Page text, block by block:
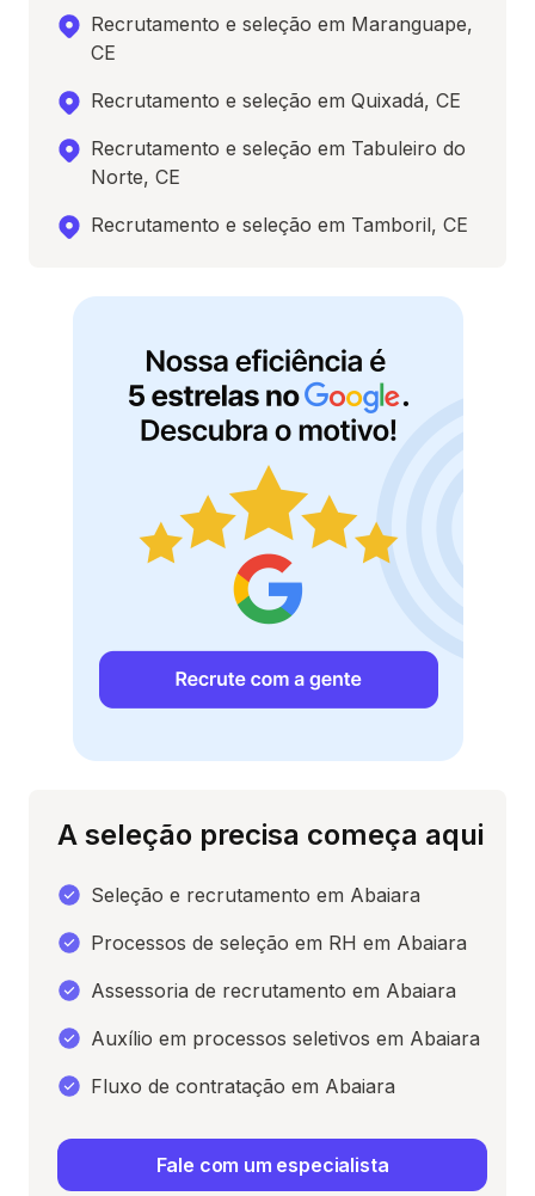
Recrutamento e seleção em Maranguape,
CE
Recrutamento e seleção em Quixadá, CE
Recrutamento e seleção em Tabuleiro do
Norte, CE
Recrutamento e seleção em Tamboril, CE
A seleção precisa começa aqui
Seleção e recrutamento em Abaiara
Processos de seleção em RH em Abaiara
Assessoria de recrutamento em Abaiara
Auxílio em processos seletivos em Abaiara
Fluxo de contratação em Abaiara
Fale com um especialista